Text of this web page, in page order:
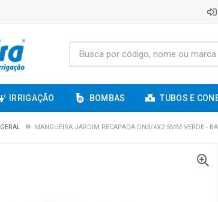
IRRIGAÇÃO BOMBAS TUBOS E
GERAL MANGUEIRA JARDIM RECAPADA DN3/4X2.5MM VERDE -